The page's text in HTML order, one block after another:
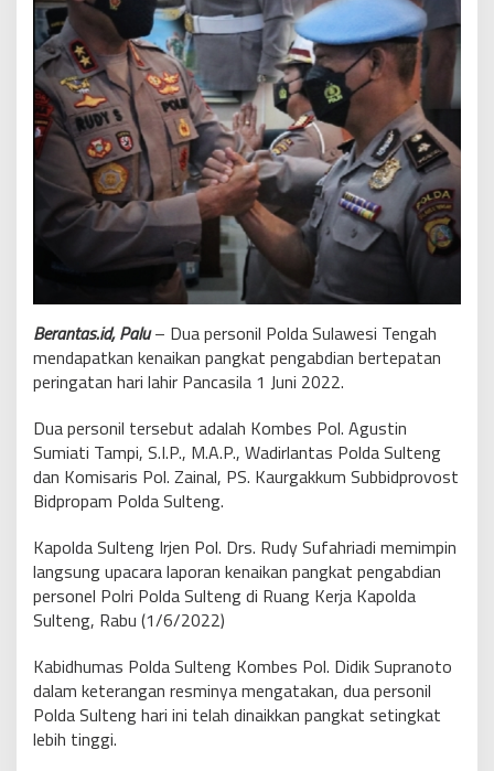
Berantas.id, Palu– Dua personil Polda Sulawesi Tengah
mendapatkan kenaikan pangkat pengabdian bertepatan
peringatan hari lahir Pancasila 1 Juni 2022.
Dua personil tersebut adalah Kombes Pol. Agustin
Sumiati Tampi, S.I.P., M.A.P., Wadirlantas Polda Sulteng
dan Komisaris Pol. Zainal, PS. Kaurgakkum Subbidprovost
Bidpropam Polda Sulteng.
Kapolda Sulteng Irjen Pol. Drs. Rudy Sufahriadi memimpin
langsung upacara laporan kenaikan pangkat pengabdian
personel Polri Polda Sulteng di Ruang Kerja Kapolda
Sulteng, Rabu (1/6/2022)
Kabidhumas Polda Sulteng Kombes Pol. Didik Supranoto
dalam keterangan resminya mengatakan, dua personil
Polda Sulteng hari ini telah dinaikkan pangkat setingkat
lebih tinggi.